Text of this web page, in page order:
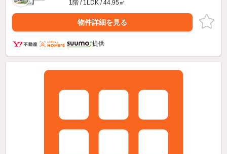
1階 / 1LDK / 44.95㎡
物件詳細を見る
提供